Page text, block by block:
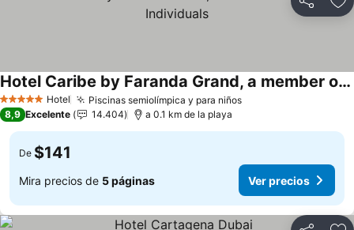
Compartir
5 Estrellas Hotel Piscinas semiolímpica y para niñosVer precios
Hotel Caribe by Faranda Grand, a member of Radisson Individuals
Ver precios
8,9 Excelente 14.404 a 0.1 km de la playa
De $141
Mira precios de 5 páginas Ver precios